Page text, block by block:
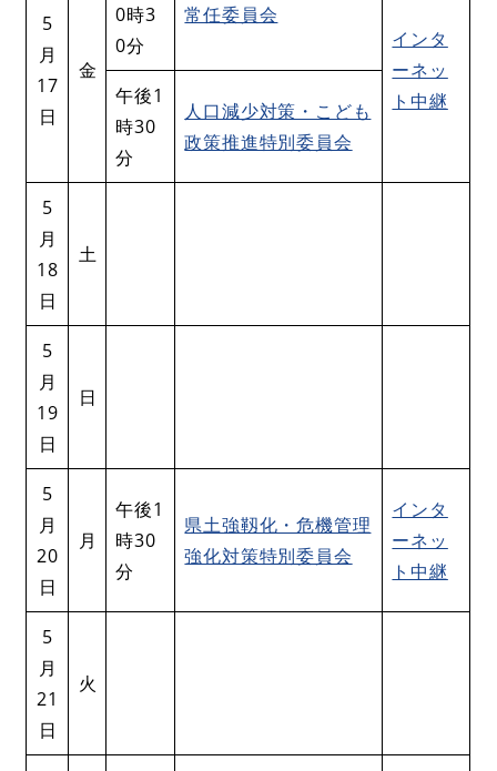
5
月
17
日
金
0時3
0分
常任委員会
インタ
ーネッ
ト中継
午後1
時30
分
人口減少対策・こども
政策推進特別委員会
5
月
18
日
土
5
月
19
日
日
5
月
20
日
月
午後1
時30
分
県土強靱化・危機管理
強化対策特別委員会
インタ
ーネッ
ト中継
5
月
21
日
火